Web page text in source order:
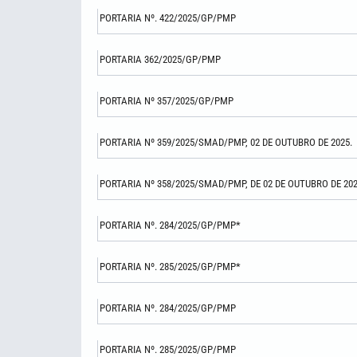
PORTARIA Nº. 422/2025/GP/PMP
PORTARIA 362/2025/GP/PMP
PORTARIA Nº 357/2025/GP/PMP
PORTARIA Nº 359/2025/SMAD/PMP, 02 DE OUTUBRO DE 2025.
PORTARIA Nº 358/2025/SMAD/PMP, DE 02 DE OUTUBRO DE
PORTARIA Nº. 284/2025/GP/PMP*
PORTARIA Nº. 285/2025/GP/PMP*
PORTARIA Nº. 284/2025/GP/PMP
PORTARIA Nº. 285/2025/GP/PMP